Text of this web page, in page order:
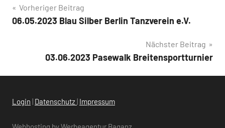
Beitragsnavigation
Vorheriger Beitrag
06.05.2023 Blau Silber Berlin Tanzverein e.V.
Nächster Beitrag
03.06.2023 Pasewalk Breitensportturnier
Login | Datenschutz| Impressum